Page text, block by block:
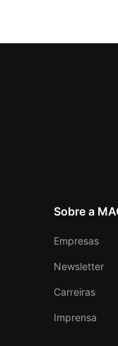
Sobre a
Empresas
Newsletter
Carreiras
Imprensa